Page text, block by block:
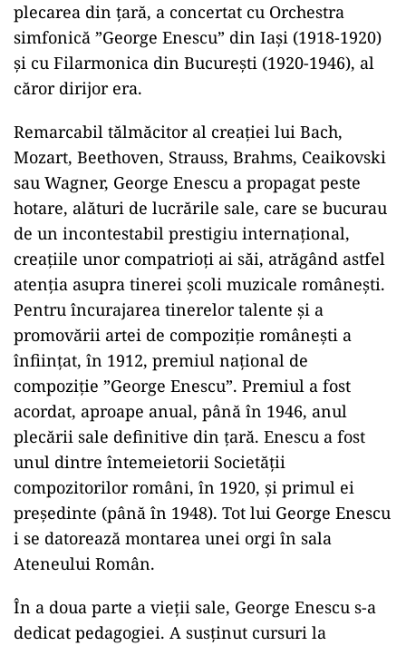
plecarea din ţară, a concertat cu Orchestra
simfonică ”George Enescu” din Iaşi (1918-1920)
şi cu Filarmonica din Bucureşti (1920-1946), al
căror dirijor era.
Remarcabil tălmăcitor al creaţiei lui Bach,
Mozart, Beethoven, Strauss, Brahms, Ceaikovski
sau Wagner, George Enescu a propagat peste
hotare, alături de lucrările sale, care se bucurau
de un incontestabil prestigiu internaţional,
creaţiile unor compatrioţi ai săi, atrăgând astfel
atenţia asupra tinerei şcoli muzicale româneşti.
Pentru încurajarea tinerelor talente şi a
promovării artei de compoziţie româneşti a
înfiinţat, în 1912, premiul naţional de
compoziţie ”George Enescu”. Premiul a fost
acordat, aproape anual, până în 1946, anul
plecării sale definitive din ţară. Enescu a fost
unul dintre întemeietorii Societăţii
compozitorilor români, în 1920, şi primul ei
preşedinte (până în 1948). Tot lui George Enescu
i se datorează montarea unei orgi în sala
Ateneului Român.
În a doua parte a vieţii sale, George Enescu s-a
dedicat pedagogiei. A susţinut cursuri la